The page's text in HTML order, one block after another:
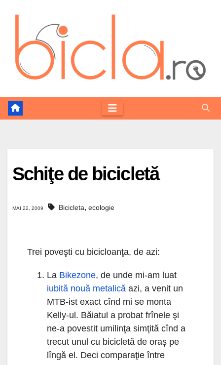
Schiţe de bicicletă
MAI 22, 2009 Bicicleta, ecologie
Trei poveşti cu bicicloanţa, de azi:
La Bikezone, de unde mi-am luat
iubită nouă metalică azi, a venit un
MTB-ist exact cînd mi se monta
Kelly-ul. Băiatul a probat frînele şi
ne-a povestit umilinţa simţită cînd a
trecut unul cu bicicletă de oraş pe
lîngă el. Deci comparaţie între